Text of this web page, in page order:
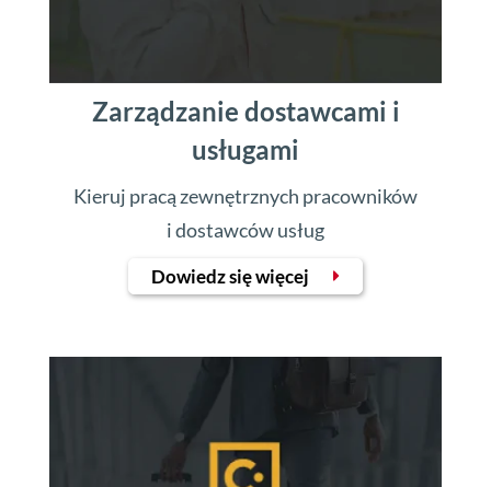
Zarządzanie dostawcami i
usługami
Kieruj pracą zewnętrznych pracowników
i dostawców usług
Dowiedz się więcej